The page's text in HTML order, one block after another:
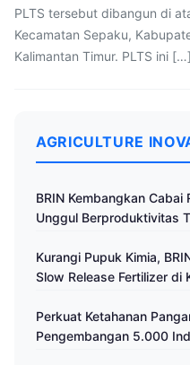
PLTS tersebut dibangun di
Kecamatan Sepaku,
Kalimantan Timur. PLTS ini […]
AGRICULTURE
BRIN Kembangkan Cabai
Unggul Berproduktivitas
Kurangi Pupuk Kimia,
Slow Release Fertilizer di
Perkuat Ketahanan
Pengembangan 5.000